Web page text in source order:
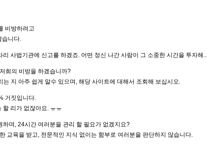
비방하려고
습니다.
사법기관에 신고를 하겠죠. 어떤 정신 나간 사람이 그 소중한 시간을 투자해..
희의 비방을 하겠습니까?
지 아주 쉽게 알수 있으며, 해당 사이트에 대해서 조회해 보십시오.
거짓입니다.
할 리가 없잖아요. ㅠㅠ
며, 24시간 여러분을 관리 할 필요가 없겠지요?
교육을 받고, 전문적인 지식 없이는 함부로 여러분을 판단하지 않습니다.